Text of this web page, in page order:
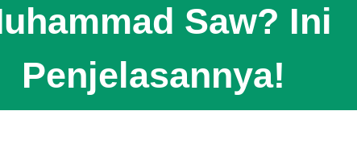
Saw? Ini
Penjelasannya!